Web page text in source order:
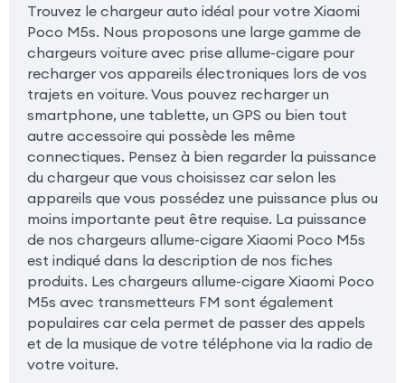
Trouvez le chargeur auto idéal pour votre Xiaomi
Poco M5s. Nous proposons une large gamme de
chargeurs voiture avec prise allume-cigare pour
recharger vos appareils électroniques lors de vos
trajets en voiture. Vous pouvez recharger un
smartphone, une tablette, un GPS ou bien tout
autre accessoire qui possède les même
connectiques. Pensez à bien regarder la puissance
du chargeur que vous choisissez car selon les
appareils que vous possédez une puissance plus ou
moins importante peut être requise. La puissance
de nos chargeurs allume-cigare Xiaomi Poco M5s
est indiqué dans la description de nos fiches
produits. Les chargeurs allume-cigare Xiaomi Poco
M5s avec transmetteurs FM sont également
populaires car cela permet de passer des appels
et de la musique de votre téléphone via la radio de
votre voiture.